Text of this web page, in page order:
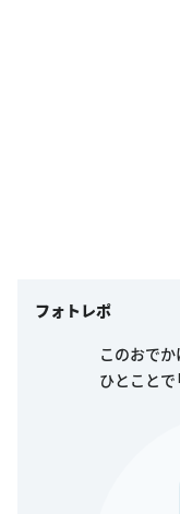
フォトレポ
このおで
ひとことで